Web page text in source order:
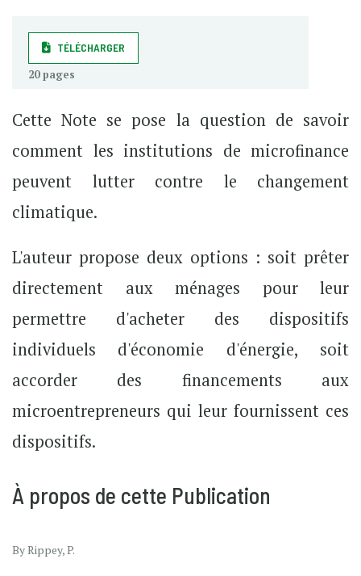
TÉLÉCHARGER
20 pages
Cette Note se pose la question de savoir
comment les institutions de microfinance
peuvent lutter contre le changement
climatique.
L'auteur propose deux options : soit prêter
directement aux ménages pour leur
permettre d'acheter des dispositifs
individuels d'économie d'énergie, soit
accorder des financements aux
microentrepreneurs qui leur fournissent ces
dispositifs.
À propos de cette Publication
By Rippey, P.